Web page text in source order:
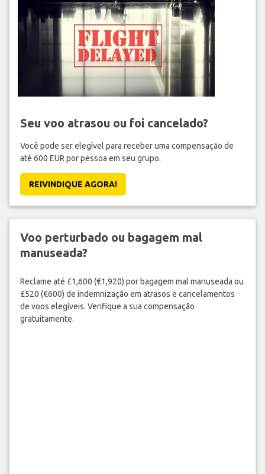
Seu voo atrasou ou foi cancelado?
Você pode ser elegível para receber uma compensação de
até 600 EUR por pessoa em seu grupo.
REIVINDIQUE AGORA!
Voo perturbado ou bagagem mal
manuseada?
Reclame até £1,600 (€1,920) por bagagem mal manuseada ou
£520 (€600) de indemnização em atrasos e cancelamentos
de voos elegíveis. Verifique a sua compensação
gratuitamente.